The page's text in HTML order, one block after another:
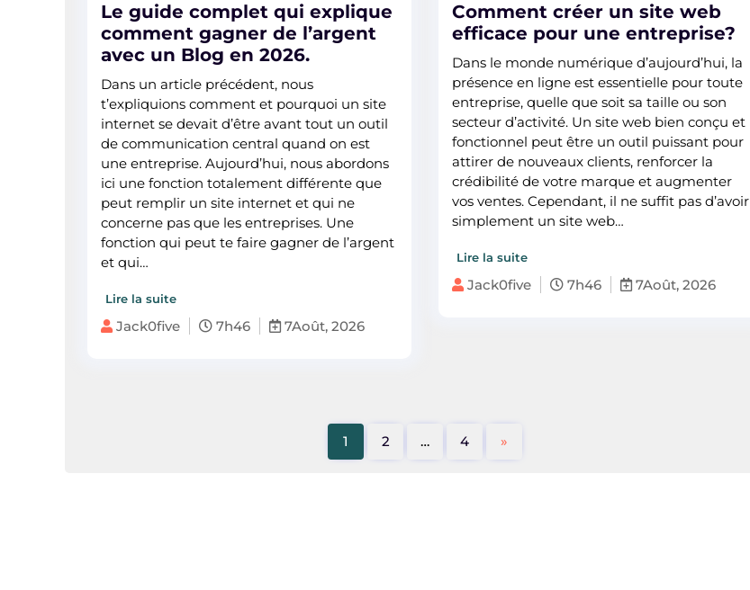
Le guide complet qui explique
comment gagner de l’argent
avec un Blog en 2026.
Dans un article précédent, nous
t’expliquions comment et pourquoi un site
internet se devait d’être avant tout un outil
de communication central quand on est
une entreprise. Aujourd’hui, nous abordons
ici une fonction totalement différente que
peut remplir un site internet et qui ne
concerne pas que les entreprises. Une
fonction qui peut te faire gagner de l’argent
et qui…
Lire la suite
Jack0five 7h46 7Août, 2026
Comment créer un site web
efficace pour une entreprise?
Dans le monde numérique d’aujourd’hui, la
présence en ligne est essentielle pour toute
entreprise, quelle que soit sa taille ou son
secteur d’activité. Un site web bien conçu et
fonctionnel peut être un outil puissant pour
attirer de nouveaux clients, renforcer la
crédibilité de votre marque et augmenter
vos ventes. Cependant, il ne suffit pas d’avoir
simplement un site web…
Lire la suite
Jack0five 7h46 7Août, 2026
1 2 … 4 »